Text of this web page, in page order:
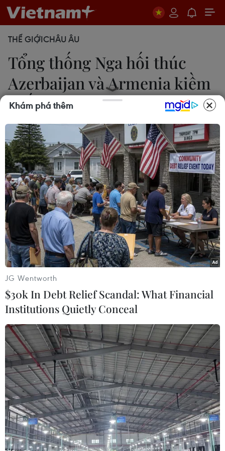
THẾ GIỚICHÂU ÂU
Tổng thống Nga hối thúc
Azerbaijan và Armenia kiềm
chế
20/09/2022 12:33
Ngày 20/9, Tổng thống Nga tuyên bố nước này lo
ngại về đụng độ mới đây giữa Armenia và
Azerbaijan, đồng thời kêu gọi hai quốc gia thuộc
Liên Xô cũ này đàm phán để tìm ra giải pháp cho
các tranh chấp.
Tổng thống Vladimir Putin. (Ảnh: AFP/TTXVN)
Ngày 20/9, Tổng thống Nga Vladimir Putin tuyên
bố nước này lo ngại về đụng độ mới đây giữa
Armenia và Azerbaijan, đồng thời kêu gọi hai
Khám phá thêm
JG Wentworth
$30k In Debt Relief Scandal: What Financial
Institutions Quietly Conceal